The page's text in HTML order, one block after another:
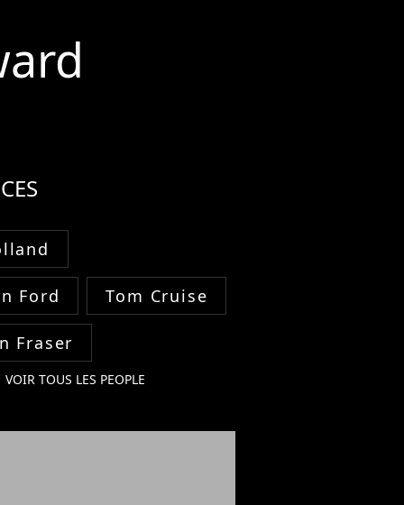
Ford Tom Cruise
Fraser
VOIR TOUS LES PEOPLE